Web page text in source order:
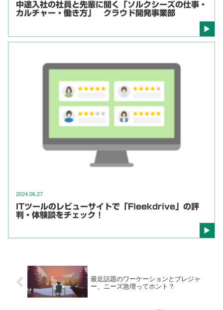
中途入社の社員と先輩に聞く「ソルクシーズの仕事・
カルチャー・働き方」 クラウド開発事業部
2024.06.27
ITツールのレビューサイトで「Fleekdrive」の評
判・体験談をチェック！
最近話題のワーケーションとブレジャ
ー、ニーズ急増ってホント？